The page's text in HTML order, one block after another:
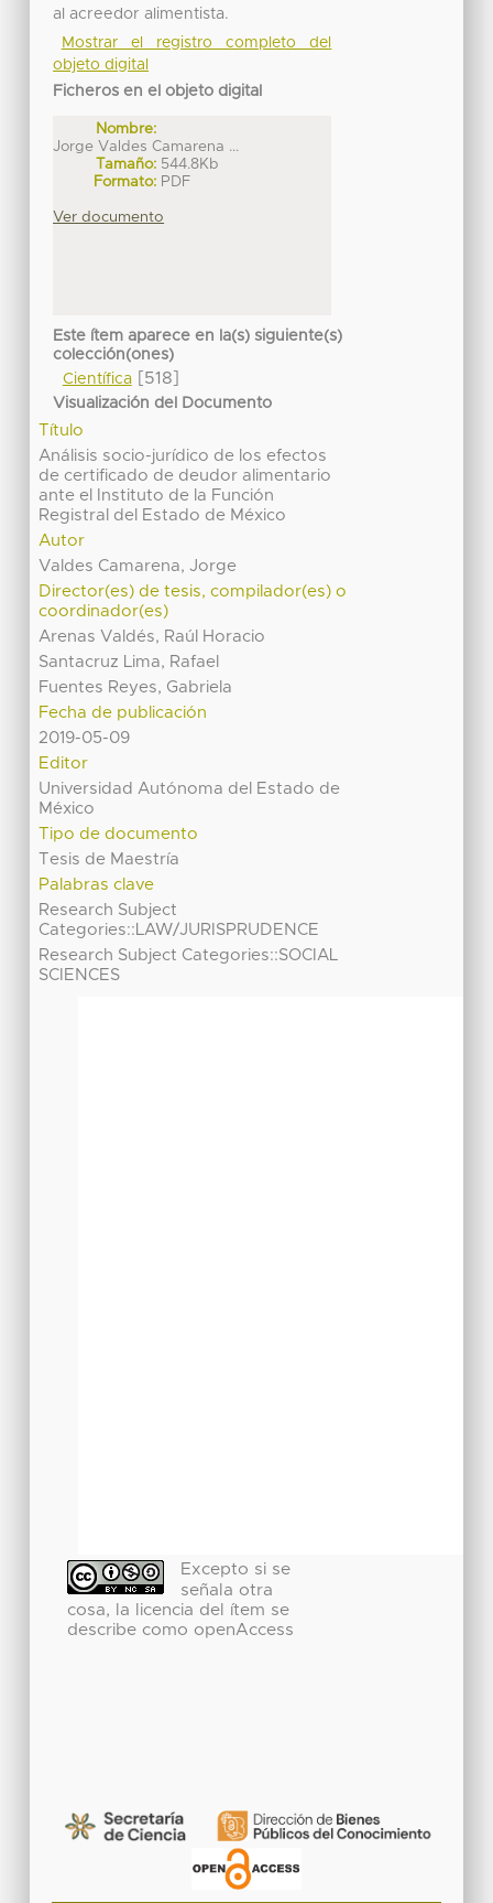
al acreedor alimentista.
Mostrar el registro completo del
objeto digital
Ficheros en el objeto digital
Nombre:
Jorge Valdes Camarena ...
Tamaño: 544.8Kb
Formato: PDF
Ver documento
Este ítem aparece en la(s) siguiente(s)
colección(ones)
Científica[518]
Visualización del Documento
Título
Análisis socio-jurídico de los efectos
de certificado de deudor alimentario
ante el Instituto de la Función
Registral del Estado de México
Autor
Valdes Camarena, Jorge
Director(es) de tesis, compilador(es) o
coordinador(es)
Arenas Valdés, Raúl Horacio
Santacruz Lima, Rafael
Fuentes Reyes, Gabriela
Fecha de publicación
2019-05-09
Editor
Universidad Autónoma del Estado de
México
Tipo de documento
Tesis de Maestría
Palabras clave
Research Subject
Categories::LAW/JURISPRUDENCE
Research Subject Categories::SOCIAL
SCIENCES
Excepto si se
señala otra
cosa, la licencia del ítem se
describe como openAccess